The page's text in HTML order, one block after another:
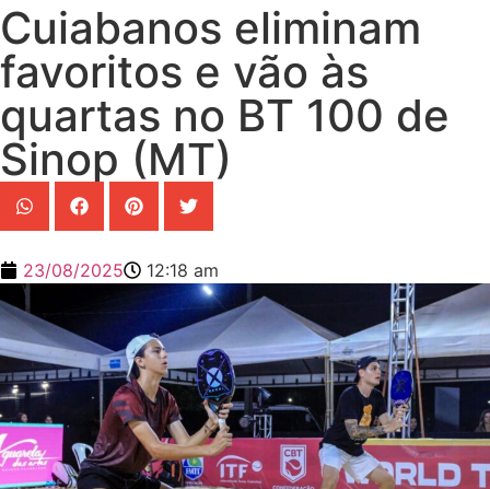
Cuiabanos eliminam
favoritos e vão às
quartas no BT 100 de
Sinop (MT)
23/08/2025 12:18 am